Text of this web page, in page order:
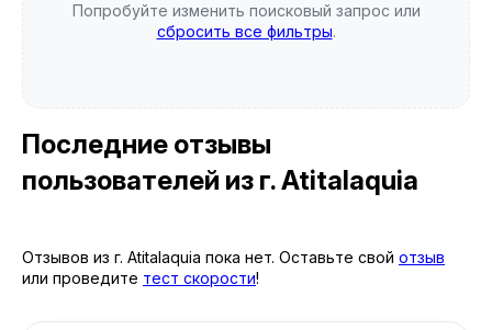
Попробуйте изменить поисковый запрос или
сбросить все фильтры.
Последние отзывы
пользователей из г. Atitalaquia
Отзывов из г. Atitalaquia пока нет. Оставьте свой отзыв
или проведите тест скорости!